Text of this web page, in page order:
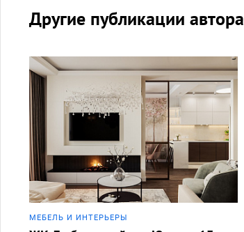
Другие публикации автора
МЕБЕЛЬ И ИНТЕРЬЕРЫ